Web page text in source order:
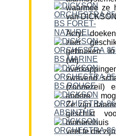
waarmee ze
van
Acryl
zeer
gebruiken in
(vrij
zwevend
(zonnezeil)
andere
Ze zijn
geschikt
veel te dik